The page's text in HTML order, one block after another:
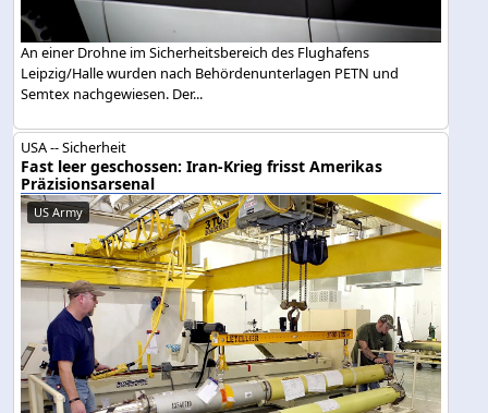
An einer Drohne im Sicherheitsbereich des Flughafens
Leipzig/Halle wurden nach Behördenunterlagen PETN und
Semtex nachgewiesen. Der...
USA -- Sicherheit
Fast leer geschossen: Iran-Krieg frisst Amerikas
Präzisionsarsenal
US Army